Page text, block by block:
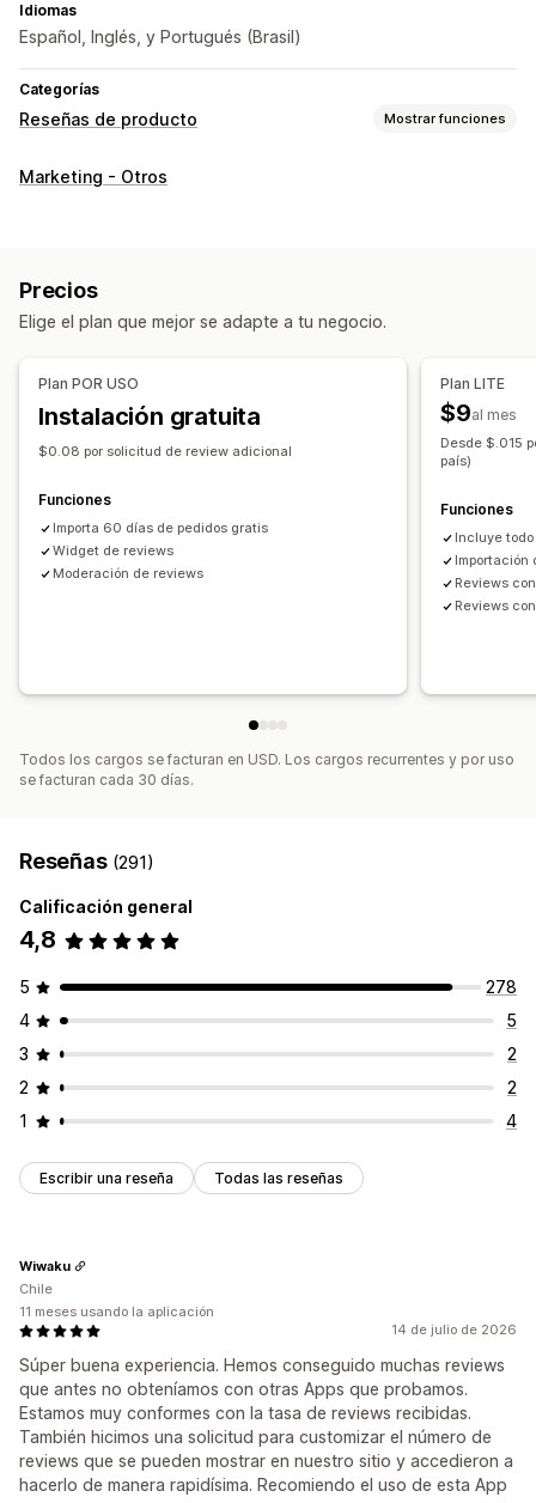
Idiomas
Español, Inglés, y Portugués (Brasil)
Categorías
Reseñas de producto Mostrar funciones
Opciones de muestra
Reseñas destacadas
Notificaciones automáticas
Importar y exportar
Migración de reseñas
Marketing - Otros
Precios
Elige el plan que mejor se adapte a tu negocio.
Plan POR USO
Instalación gratuita
$0.08 por solicitud de review adicional
Funciones
Importa 60 días de pedidos gratis
Widget de reviews
Moderación de reviews
Plan LITE
$9al mes
Desde $.015
país)
Funciones
Incluye todo
Importación
Reviews
Reviews
Todos los cargos se facturan en USD. Los cargos recurrentes y por uso
se facturan cada 30 días.
Reseñas (291)
Calificación general
4,8
5
278
4
5
3
2
2
2
1
4
Escribir una reseña Todas las reseñas
14 de julio de 2026
Súper buena experiencia. Hemos conseguido muchas reviews
que antes no obteníamos con otras Apps que probamos.
Estamos muy conformes con la tasa de reviews recibidas.
También hicimos una solicitud para customizar el número de
reviews que se pueden mostrar en nuestro sitio y accedieron a
hacerlo de manera rapidísima. Recomiendo el uso de esta App
Wiwaku
Chile
11 meses usando la aplicación